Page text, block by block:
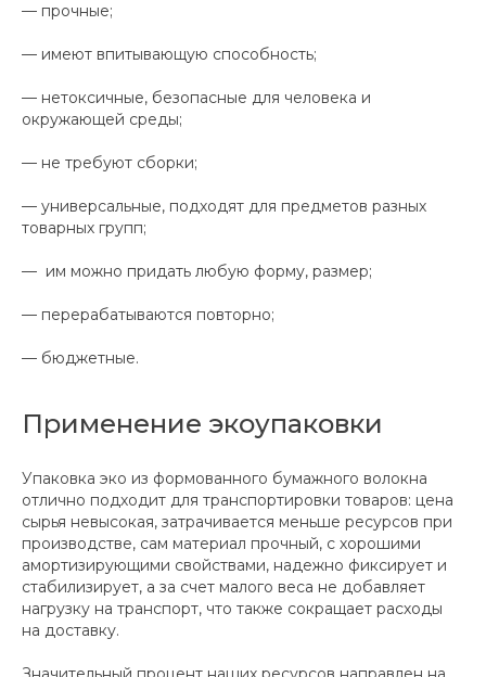
— прочные;
— имеют впитывающую способность;
— нетоксичные, безопасные для человека и
окружающей среды;
— не требуют сборки;
— универсальные, подходят для предметов разных
товарных групп;
— им можно придать любую форму, размер;
— перерабатываются повторно;
— бюджетные.
Применение экоупаковки
Упаковка эко из формованного бумажного волокна
отлично подходит для транспортировки товаров: цена
сырья невысокая, затрачивается меньше ресурсов при
производстве, сам материал прочный, с хорошими
амортизирующими свойствами, надежно фиксирует и
стабилизирует, а за счет малого веса не добавляет
нагрузку на транспорт, что также сокращает расходы
на доставку.